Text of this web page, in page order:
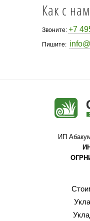
Как с
Звоните: +7
Пишите:
ИП